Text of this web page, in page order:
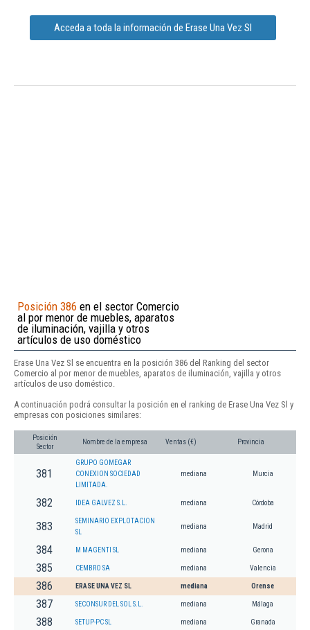
Acceda a toda la información de Erase Una Vez Sl
Posición 386 en el sector Comercio
al por menor de muebles, aparatos
de iluminación, vajilla y otros
artículos de uso doméstico
Erase Una Vez Sl se encuentra en la posición 386 del Ranking del sector
Comercio al por menor de muebles, aparatos de iluminación, vajilla y otros
artículos de uso doméstico.
A continuación podrá consultar la posición en el ranking de Erase Una Vez Sl y
empresas con posiciones similares:
Posición
Sector
Nombre de la empresa Ventas (€) Provincia
381
GRUPO GOMEGAR
CONEXION SOCIEDAD
LIMITADA.
mediana Murcia
382 IDEA GALVEZ S.L. mediana Córdoba
383
SEMINARIO EXPLOTACION
SL
mediana Madrid
384 M MAGENTI SL mediana Gerona
385 CEMBRO SA mediana Valencia
386 ERASE UNA VEZ SL mediana Orense
387 SECONSUR DEL SOL S.L. mediana Málaga
388 SETUP-PC SL mediana Granada